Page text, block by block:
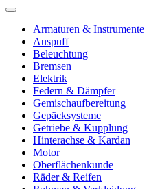
Armaturen & Instrumente
Auspuff
Beleuchtung
Bremsen
Elektrik
Federn & Dämpfer
Gemischaufbereitung
Gepäcksysteme
Getriebe & Kupplung
Hinterachse & Kardan
Motor
Oberflächenkunde
Räder & Reifen